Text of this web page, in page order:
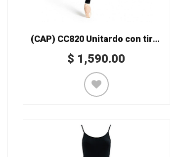
(CAP) CC820 Unitardo con tirantes ajustables
$ 1,590.00